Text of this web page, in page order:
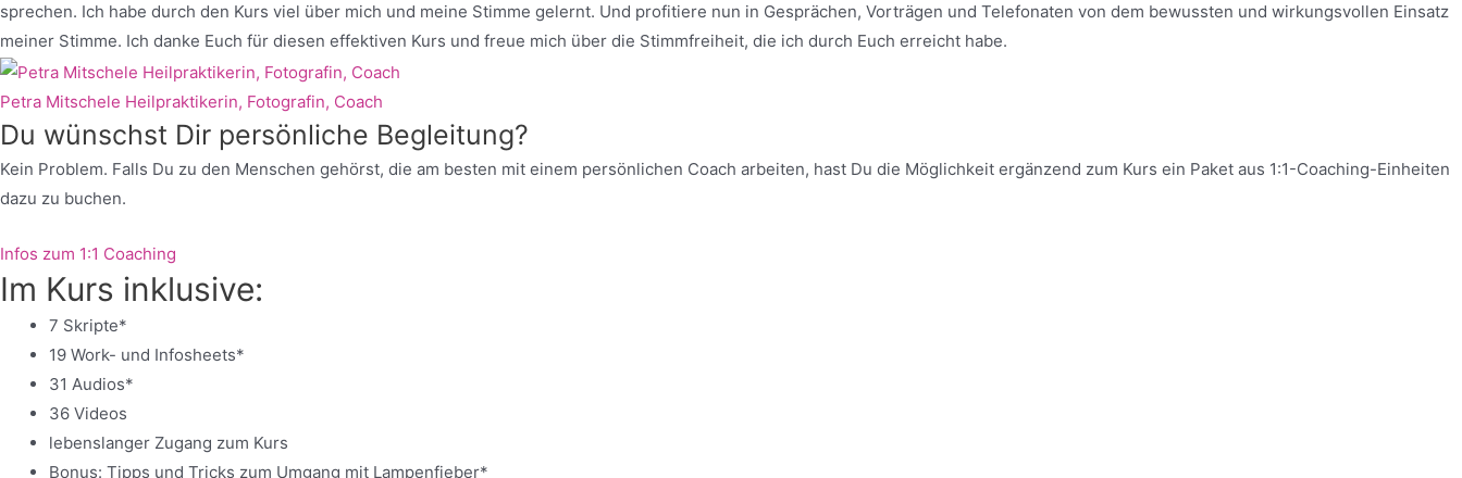
sprechen. Ich habe durch den Kurs viel über mich und meine Stimme gelernt. Und profitiere nun in Gesprächen, Vorträgen und Telefonaten von dem bewussten und wirkungsvollen Einsatz
meiner Stimme. Ich danke Euch für diesen effektiven Kurs und freue mich über die Stimmfreiheit, die ich durch Euch erreicht habe.
Petra Mitschele Heilpraktikerin, Fotografin, Coach
Du wünschst Dir persönliche Begleitung?
Kein Problem. Falls Du zu den Menschen gehörst, die am besten mit einem persönlichen Coach arbeiten, hast Du die Möglichkeit ergänzend zum Kurs ein Paket aus 1:1-Coaching-Einheiten
dazu zu buchen.
Infos zum 1:1 Coaching
Im Kurs inklusive:
7 Skripte*
19 Work- und Infosheets*
31 Audios*
36 Videos
lebenslanger Zugang zum Kurs
Bonus: Tipps und Tricks zum Umgang mit Lampenfieber*